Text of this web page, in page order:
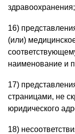
здравоохранения;
16)
(или)
наименование и
17)
страницами, не
юридического
18)